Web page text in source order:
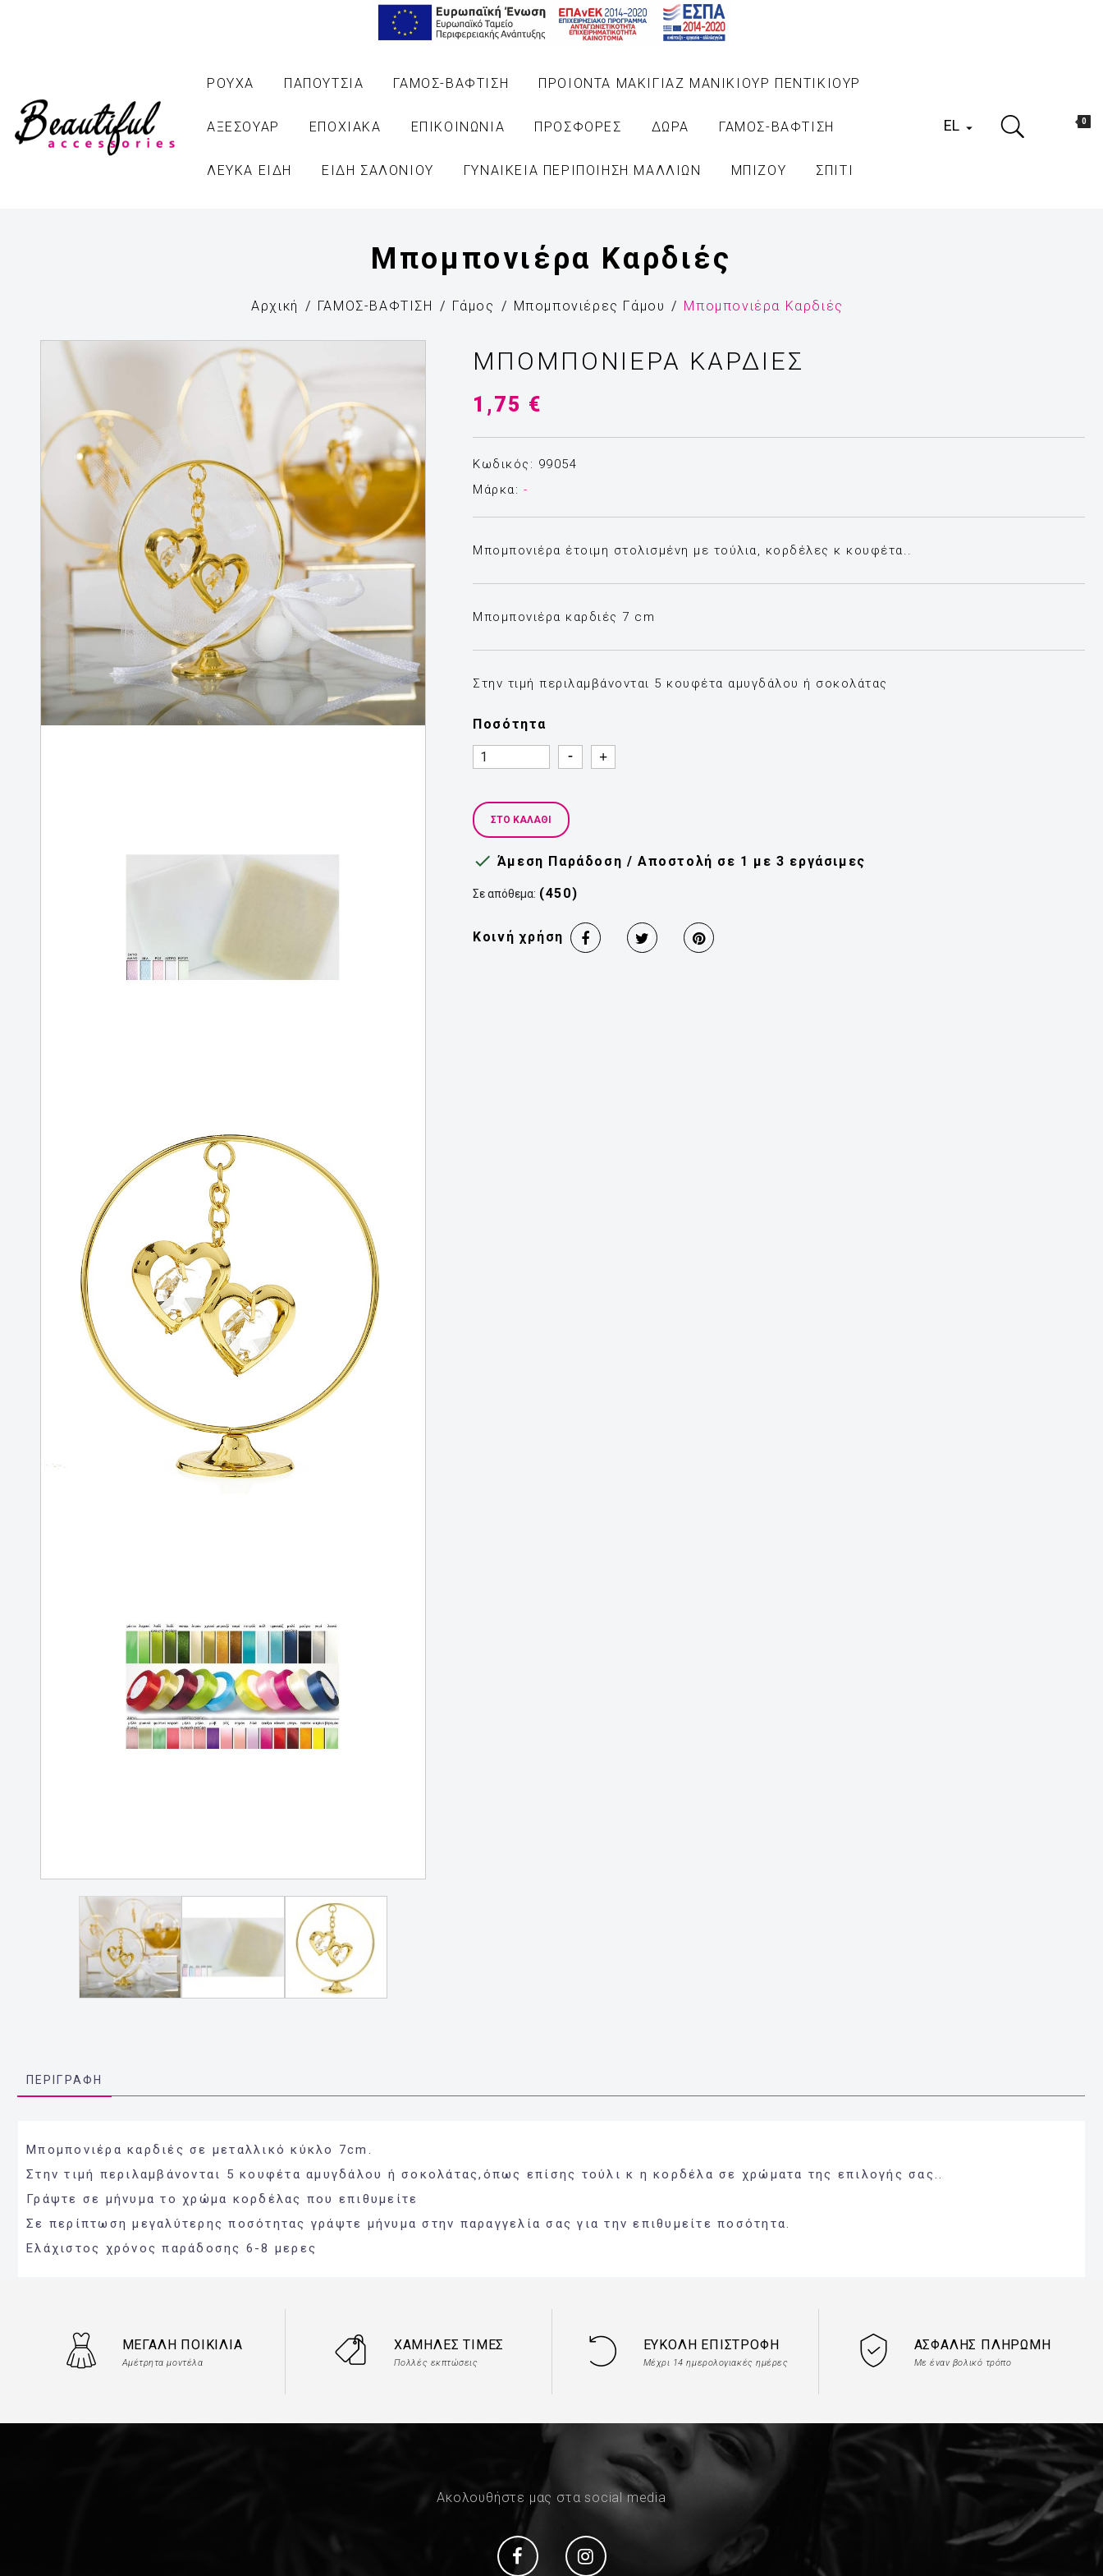
ΡΟΥΧΑ ΠΑΠΟΥΤΣΙΑ ΓΑΜΟΣ-ΒΑΦΤΙΣΗ ΠΡΟΙΟΝΤΑ ΜΑΚΙΓΙΑΖ ΜΑΝΙΚΙΟΥΡ ΠΕΝΤΙΚΙΟΥΡ
ΑΞΕΣΟΥΑΡ ΕΠΟΧΙΑΚΑ ΕΠΙΚΟΙΝΩΝΙΑ ΠΡΟΣΦΟΡΕΣ ΔΩΡΑ ΓΑΜΟΣ-ΒΑΦΤΙΣΗ
ΛΕΥΚΑ ΕΙΔΗ ΕΙΔΗ ΣΑΛΟΝΙΟΥ ΓΥΝΑΙΚΕΙΑ ΠΕΡΙΠΟΙΗΣΗ ΜΑΛΛΙΩΝ ΜΠΙΖΟΥ ΣΠΙΤΙ
EL  0
Μπομπονιέρα Καρδιές
Αρχική ΓΑΜΟΣ-ΒΑΦΤΙΣΗ Γάμος Μπομπονιέρες Γάμου Μπομπονιέρα Καρδιές
ΜΠΟΜΠΟΝΙΈΡΑ ΚΑΡΔΙΈΣ
1,75 €
Κωδικός: 99054
Μάρκα: -
Μπομπονιέρα έτοιμη στολισμένη με τούλια, κορδέλες κ κουφέτα..
Μπομπονιέρα καρδιές 7 cm
Στην τιμή περιλαμβάνονται 5 κουφέτα αμυγδάλου ή σοκολάτας
Ποσότητα
Quantity
Quantity
ΣΤΟ ΚΑΛΆΘΙ
 Άμεση Παράδοση / Αποστολή σε 1 με 3 εργάσιμες
Σε απόθεμα: (450)
Κοινή χρήση
ΠΕΡΙΓΡΑΦΉ
Μπομπονιέρα καρδιές σε μεταλλικό κύκλο 7cm.
Στην τιμή περιλαμβάνονται 5 κουφέτα αμυγδάλου ή σοκολάτας,όπως επίσης τούλι κ η κορδέλα σε χρώματα της επιλογής σας..
Γράψτε σε μήνυμα το χρώμα κορδέλας που επιθυμείτε
Σε περίπτωση μεγαλύτερης ποσότητας γράψτε μήνυμα στην παραγγελία σας για την επιθυμείτε ποσότητα.
Ελάχιστος χρόνος παράδοσης 6-8 μερες
ΜΕΓΆΛΗ ΠΟΙΚΙΛΊΑ
Αμέτρητα μοντέλα
ΧΑΜΗΛΈΣ ΤΙΜΈΣ
Πολλές εκπτώσεις
ΕΎΚΟΛΗ ΕΠΙΣΤΡΟΦΉ
Μέχρι 14 ημερολογιακές ημέρες
ΑΣΦΑΛΉΣ ΠΛΗΡΩΜΉ
Με έναν βολικό τρόπο
Ακολουθήστε μας στα social media
Social Social